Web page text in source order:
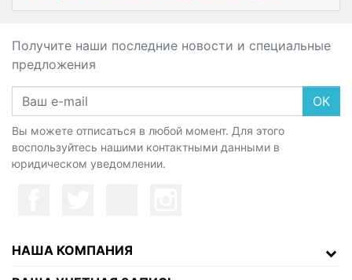
Получите наши последние новости и специальные
предложения
ОК
Вы можете отписаться в любой момент. Для этого
воспользуйтесь нашими контактными данными в
юридическом уведомлении.
НАША КОМПАНИЯ